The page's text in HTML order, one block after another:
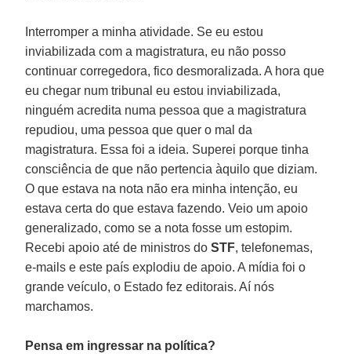
Interromper a minha atividade. Se eu estou
inviabilizada com a magistratura, eu não posso
continuar corregedora, fico desmoralizada. A hora que
eu chegar num tribunal eu estou inviabilizada,
ninguém acredita numa pessoa que a magistratura
repudiou, uma pessoa que quer o mal da
magistratura. Essa foi a ideia. Superei porque tinha
consciência de que não pertencia àquilo que diziam.
O que estava na nota não era minha intenção, eu
estava certa do que estava fazendo. Veio um apoio
generalizado, como se a nota fosse um estopim.
Recebi apoio até de ministros doSTF, telefonemas,
e-mails e este país explodiu de apoio. A mídia foi o
grande veículo, o Estado fez editorais. Aí nós
marchamos.
Pensa em ingressar na política?